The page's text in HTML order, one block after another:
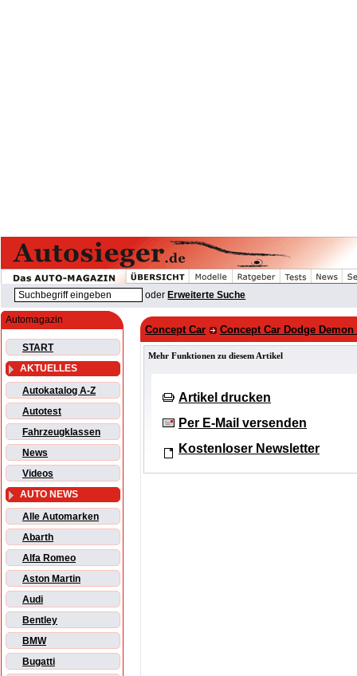
oder Erweiterte Suche
Automagazin
START
AKTUELLES
Autokatalog A-Z
Autotest
Fahrzeugklassen
News
Videos
AUTO NEWS
Alle Automarken
Abarth
Alfa Romeo
Aston Martin
Audi
Bentley
BMW
Bugatti
Concept Car Concept Car Dodge
Mehr Funktionen zu diesem Artikel
Artikel drucken
Per E-Mail versenden
Kostenloser Newsletter